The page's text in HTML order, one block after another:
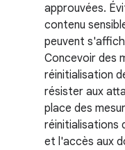
approuvées.
contenu
peuvent
Concevoir des
réinitialisation
résister aux
place des
réinitialisations
et l'accès aux